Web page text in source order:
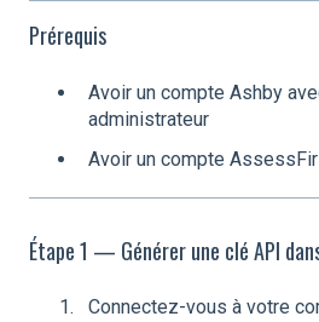
Prérequis
Avoir un compte Ashby
administrateur
Avoir un compte
Étape 1 — Générer une clé API
Connectez-vous à votre